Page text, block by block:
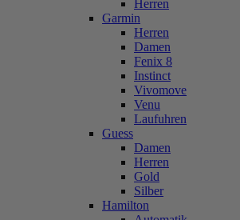
Herren
Garmin
Herren
Damen
Fenix 8
Instinct
Vivomove
Venu
Laufuhren
Guess
Damen
Herren
Gold
Silber
Hamilton